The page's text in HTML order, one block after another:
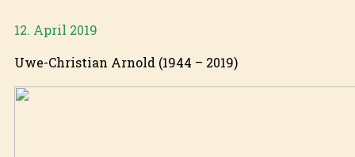
12. April 2019
Uwe-Christian Arnold (1944 – 2019)